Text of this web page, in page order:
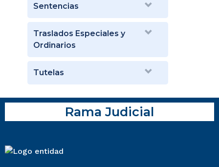
Sentencias
Traslados Especiales y
Ordinarios
Tutelas
Rama Judicial